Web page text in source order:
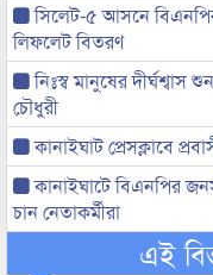
সিলেট-৫ আসনে
লিফলেট বিতরণ
নিঃস্ব মানুষের
চৌধুরী
কানাইঘাট প্রেসক্লাবে
কানাইঘাটে বিএনপির
চান নেতাকর্মীরা
এই